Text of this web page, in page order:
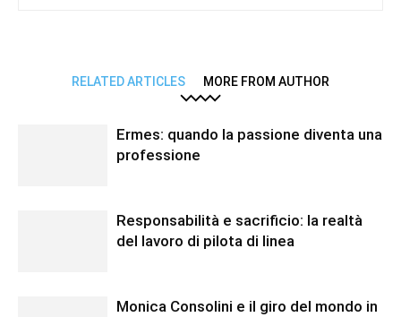
RELATED ARTICLES MORE FROM AUTHOR
Ermes: quando la passione diventa una
professione
Responsabilità e sacrificio: la realtà
del lavoro di pilota di linea
Monica Consolini e il giro del mondo in